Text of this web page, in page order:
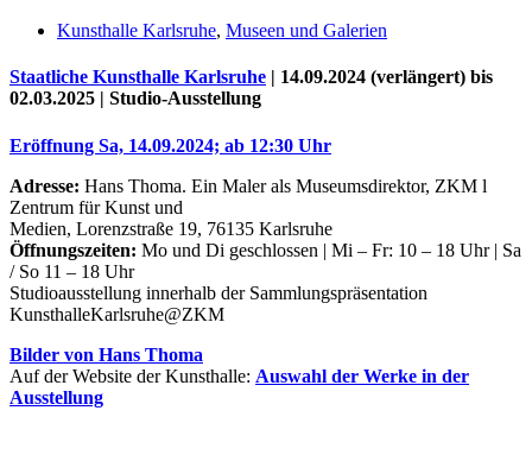
Uli Rothfuss
Kunsthalle Karlsruhe, Museen und Galerien
Staatliche Kunsthalle Karlsruhe | 14.09.2024 (verlängert) bis
02.03.2025 | Studio-Ausstellung
Eröffnung Sa, 14.09.2024; ab 12:30 Uhr
Adresse: Hans Thoma. Ein Maler als Museumsdirektor, ZKM l
Zentrum für Kunst und
Medien, Lorenzstraße 19, 76135 Karlsruhe
Öffnungszeiten: Mo und Di geschlossen | Mi – Fr: 10 – 18 Uhr | Sa
/ So 11 – 18 Uhr
Studioausstellung innerhalb der Sammlungspräsentation
KunsthalleKarlsruhe@ZKM
Bilder von Hans Thoma
Auf der Website der Kunsthalle: Auswahl der Werke in der
Ausstellung